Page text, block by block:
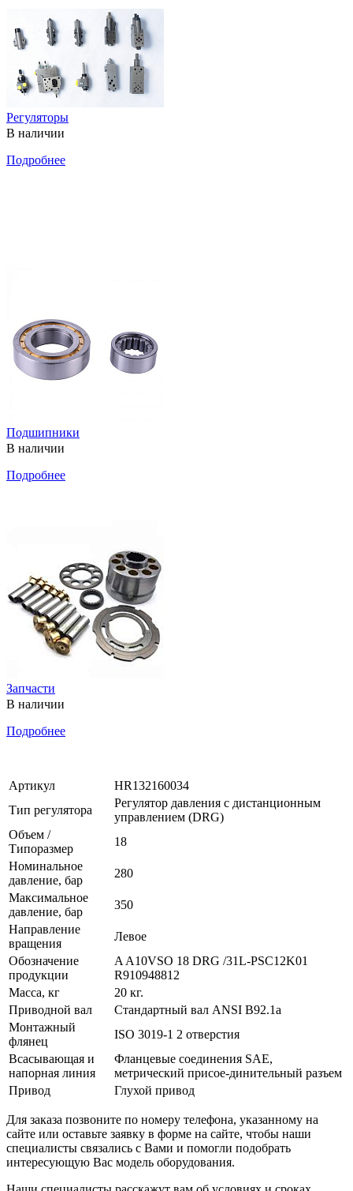
Регуляторы
В наличии
Подробнее
Подшипники
В наличии
Подробнее
Запчасти
В наличии
Подробнее
Артикул
HR132160034
Тип регулятора
Регулятор давления с дистанционным
управлением (DRG)
Объем /
Типоразмер
18
Номинальное
давление, бар
280
Максимальное
давление, бар
350
Направление
вращения
Левое
Обозначение
продукции
A A10VSO 18 DRG /31L-PSC12K01
R910948812
Масса, кг
20 кг.
Приводной вал
Стандартный вал ANSI B92.1a
Монтажный
флянец
ISO 3019-1 2 отверстия
Всасывающая и
напорная линия
Фланцевые соединения SAE,
метрический присое-динительный разъем
Привод
Глухой привод
Для заказа позвоните по номеру телефона, указанному на
сайте или оставьте заявку в форме на сайте, чтобы наши
специалисты связались с Вами и помогли подобрать
интересующую Вас модель оборудования.